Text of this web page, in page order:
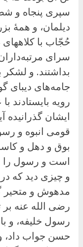
سپری پنجاه و
دیلمان، و همهٔ
حُجّاب با
سرای مرتبه‌داران
بداشتند. و
جامه‌های دیبای
رویه بایستادند
ایشان گذرانیده
قومی انبوه و
بوق و دهل و
است و رسول را
و چیزی دید که
مدهوش و
رضی الله عنه
رسول خلیفه، و
حسن جواب داد،